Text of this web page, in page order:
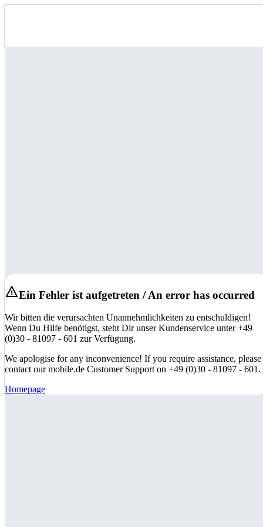
Ein Fehler ist aufgetreten / An error has occurred
Wir bitten die verursachten Unannehmlichkeiten zu entschuldigen!
Wenn Du Hilfe benötigst, steht Dir unser Kundenservice unter +49
(0)30 - 81097 - 601 zur Verfügung.
We apologise for any inconvenience! If you require assistance, please
contact our mobile.de Customer Support on +49 (0)30 - 81097 - 601.
Homepage